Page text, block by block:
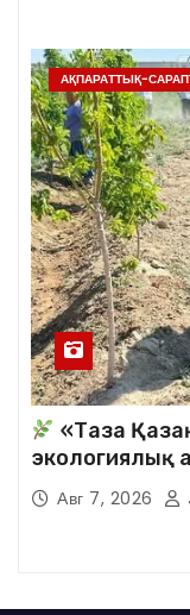
АҚПАРАТТЫҚ-
«Таза
экологиялық
аудандық
кезекті
Авг 7, 2026